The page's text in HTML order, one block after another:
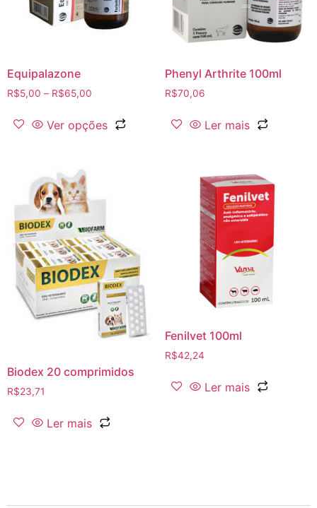
Equipalazone
R$5,00 – R$65,00
Ver opções
Phenyl Arthrite 100ml
R$70,06
Ler mais
Biodex 20 comprimidos
R$23,71
Ler mais
Fenilvet 100ml
R$42,24
Ler mais